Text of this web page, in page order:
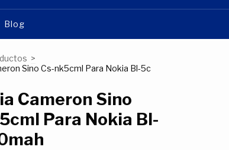
Blog
>
Sino Cs-nk5cml Para Nokia Bl-5c
Cameron Sino
Para Nokia Bl-